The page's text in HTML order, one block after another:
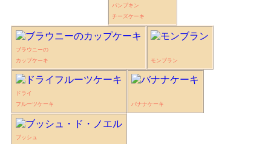
パンプキン
チーズケーキ
ブラウニーの
カップケーキ
モンブラン
ドライ
フルーツケーキ
バナナケーキ
ブッシュ